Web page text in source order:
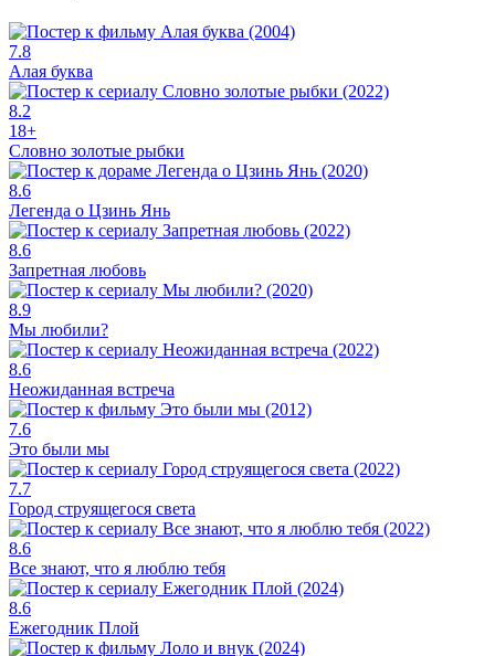
7.8
Алая буква
8.2
18+
Словно золотые рыбки
8.6
Легенда о Цзинь Янь
8.6
Запретная любовь
8.9
Мы любили?
8.6
Неожиданная встреча
7.6
Это были мы
7.7
Город струящегося света
8.6
Все знают, что я люблю тебя
8.6
Ежегодник Плой